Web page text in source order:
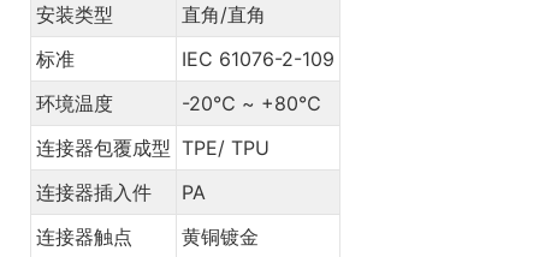
安装类型
直角/直角
标准
IEC 61076-2-109
环境温度
-20℃ ~ +80℃
连接器包覆成型 TPE/ TPU
连接器插入件
PA
连接器触点
黄铜镀金